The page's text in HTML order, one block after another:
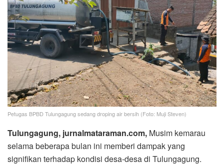
Petugas BPBD Tulungagung sedang droping air bersih (Foto: Muji Steven)
Tulungagung, jurnalmataraman.com, Musim kemarau
selama beberapa bulan ini memberi dampak yang
signifikan terhadap kondisi desa-desa di Tulungagung.